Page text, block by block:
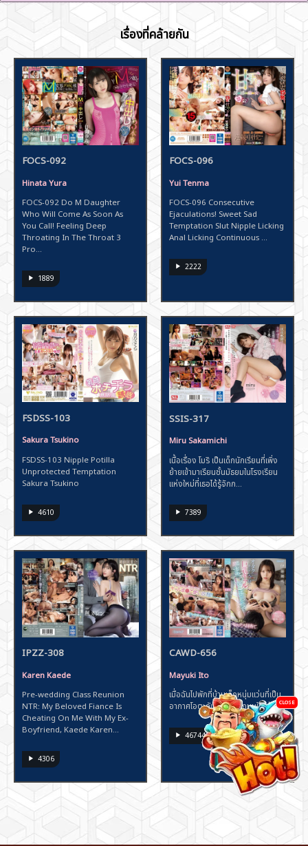
เรื่องที่คล้ายกัน
FOCS-092
Hinata Yura
FOCS-092 Do M Daughter
Who Will Come As Soon As
You Call! Feeling Deep
Throating In The Throat 3
Pro...
1889
FOCS-096
Yui Tenma
FOCS-096 Consecutive
Ejaculations! Sweet Sad
Temptation Slut Nipple Licking
Anal Licking Continuous ...
2222
FSDSS-103
Sakura Tsukino
FSDSS-103 Nipple Potilla
Unprotected Temptation
Sakura Tsukino
4610
SSIS-317
Miru Sakamichi
เนื้อเรื่อง โมริ เป็นเด็กนักเรียนที่เพิ่ง
ย้ายเข้ามาเรียนชั้นมัธยมในโรงเรียน
แห่งใหม่ที่เธอได้รู้จักก...
7389
IPZZ-308
Karen Kaede
Pre-wedding Class Reunion
NTR: My Beloved Fiance Is
Cheating On Me With My Ex-
Boyfriend, Kaede Karen...
4306
CAWD-656
Mayuki Ito
เมื่อฉันไปพักที่บ้านเด็กหนุ่มแว่นที่เป็น
อากาศโอตะกับสาวกัลปักนมใหญ่ ๆ
46744
CLOSE